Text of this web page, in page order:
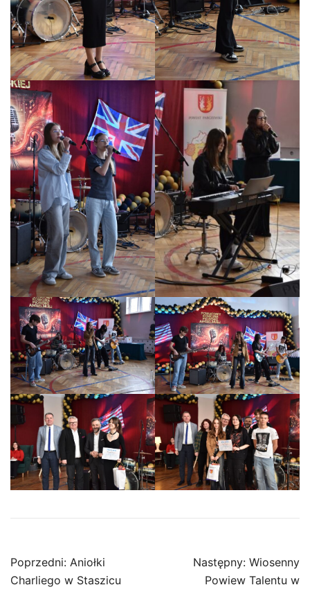
Nawigacja
wpisu
Poprzedni: Aniołki
Charliego w Staszicu
Następny: Wiosenny
Powiew Talentu w